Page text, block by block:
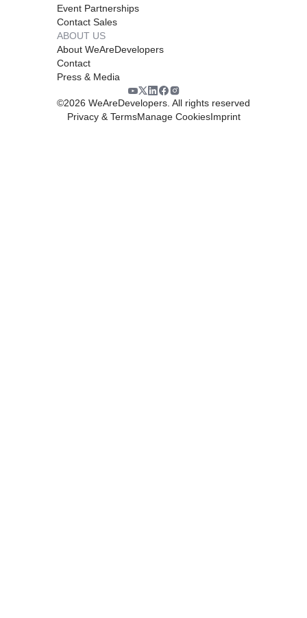
Event Partnerships
Contact Sales
ABOUT US
About WeAreDevelopers
Contact
Press & Media
©2026 WeAreDevelopers. All rights reserved
Privacy & TermsManage CookiesImprint